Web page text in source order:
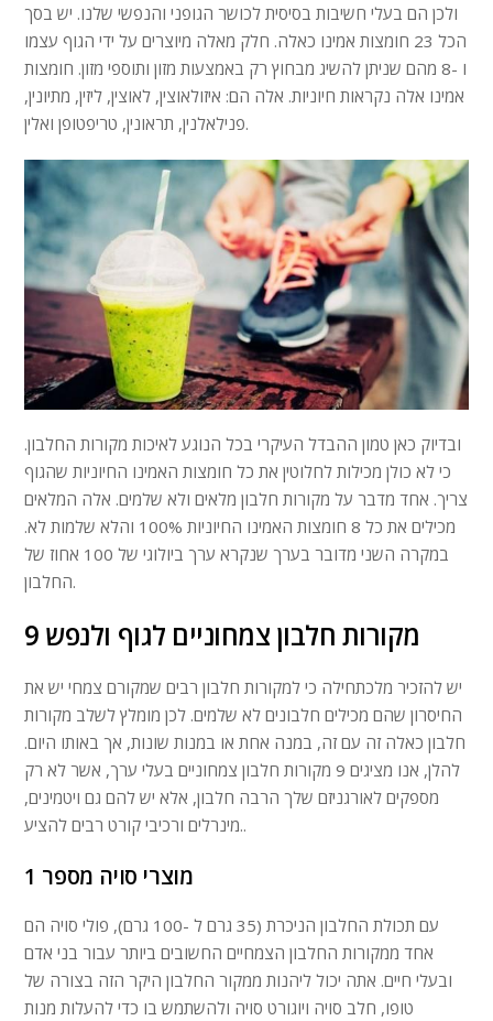
ולכן הם בעלי חשיבות בסיסית לכושר הגופני והנפשי שלנו. יש בסך
הכל 23 חומצות אמינו כאלה. חלק מאלה מיוצרים על ידי הגוף עצמו
ו -8 מהם שניתן להשיג מבחוץ רק באמצעות מזון ותוספי מזון. חומצות
אמינו אלה נקראות חיוניות. אלה הם: איזולאוצין, לאוצין, ליזין, מתיונין,
פנילאלנין, תראונין, טריפטופן ואלין.
ובדיוק כאן טמון ההבדל העיקרי בכל הנוגע לאיכות מקורות החלבון.
כי לא כולן מכילות לחלוטין את כל חומצות האמינו החיוניות שהגוף
צריך. אחד מדבר על מקורות חלבון מלאים ולא שלמים. אלה המלאים
מכילים את כל 8 חומצות האמינו החיוניות 100% והלא שלמות לא.
במקרה השני מדובר בערך שנקרא ערך ביולוגי של 100 אחוז של
החלבון.
9 מקורות חלבון צמחוניים לגוף ולנפש
יש להזכיר מלכתחילה כי למקורות חלבון רבים שמקורם צמחי יש את
החיסרון שהם מכילים חלבונים לא שלמים. לכן מומלץ לשלב מקורות
חלבון כאלה זה עם זה, במנה אחת או במנות שונות, אך באותו היום.
להלן, אנו מציגים 9 מקורות חלבון צמחוניים בעלי ערך, אשר לא רק
מספקים לאורגניזם שלך הרבה חלבון, אלא יש להם גם ויטמינים,
מינרלים ורכיבי קורט רבים להציע..
מוצרי סויה מספר 1
עם תכולת החלבון הניכרת (35 גרם ל -100 גרם), פולי סויה הם
אחד ממקורות החלבון הצמחיים החשובים ביותר עבור בני אדם
ובעלי חיים. אתה יכול ליהנות ממקור החלבון היקר הזה בצורה של
טופו, חלב סויה ויוגורט סויה ולהשתמש בו כדי להעלות מנות